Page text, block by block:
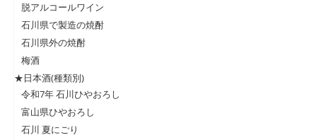
脱アルコールワイン
石川県で製造の焼酎
石川県外の焼酎
梅酒
★日本酒(種類別)
令和7年 石川ひやおろし
富山県ひやおろし
石川 夏にごり